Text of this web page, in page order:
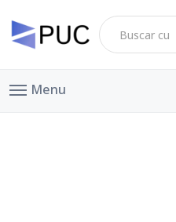
Menu